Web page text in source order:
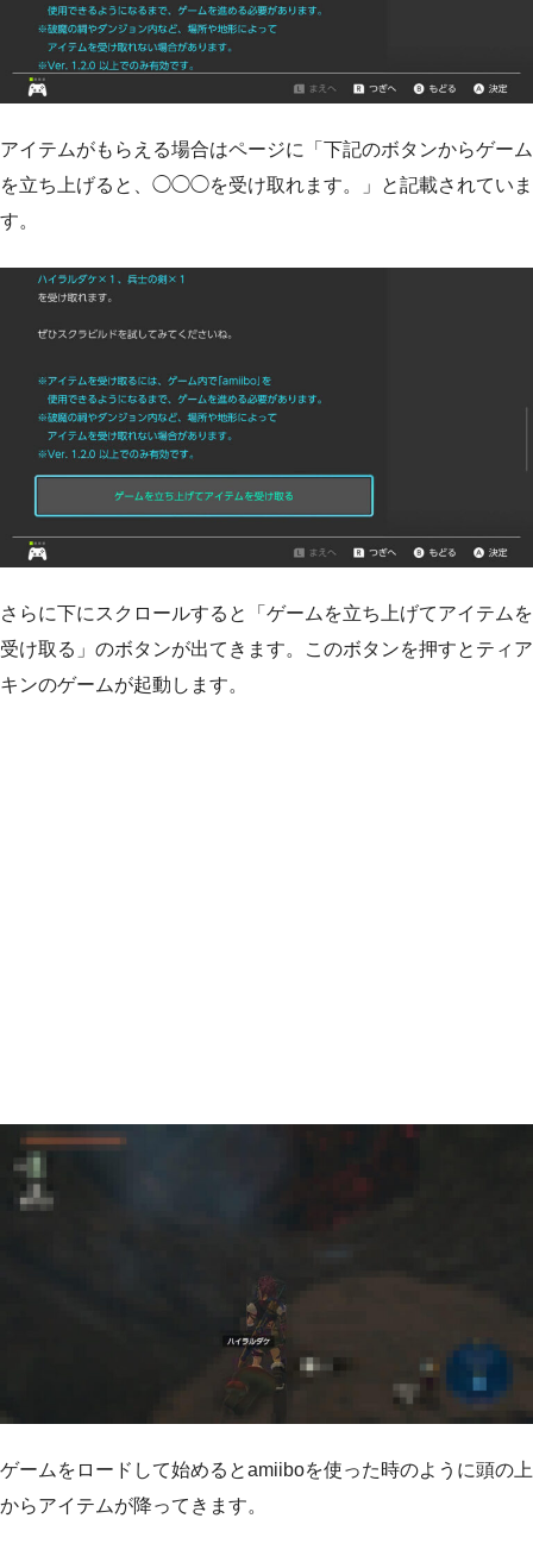
アイテムがもらえる場合はページに「下記のボタンからゲーム
を立ち上げると、◯◯◯を受け取れます。」と記載されていま
す。
さらに下にスクロールすると「ゲームを立ち上げてアイテムを
受け取る」のボタンが出てきます。このボタンを押すとティア
キンのゲームが起動します。
ゲームをロードして始めるとamiiboを使った時のように頭の上
からアイテムが降ってきます。